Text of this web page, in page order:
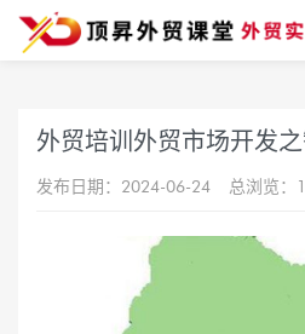
外贸培训外贸市场开发
发布日期：2024-06-24 总浏览：